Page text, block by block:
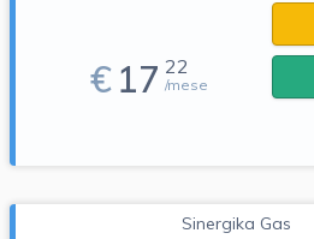
€17 22
/mese
Sinergika Gas